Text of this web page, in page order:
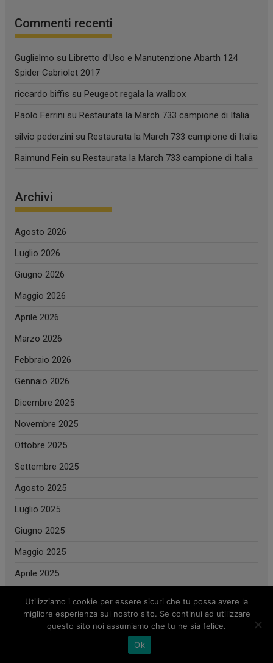
Commenti recenti
Guglielmo suLibretto d’Uso e Manutenzione Abarth 124
Spider Cabriolet 2017
riccardo biffis suPeugeot regala la wallbox
Paolo Ferrini suRestaurata la March 733 campione di Italia
silvio pederzini suRestaurata la March 733 campione di Italia
Raimund Fein suRestaurata la March 733 campione di Italia
Archivi
Agosto 2026
Luglio 2026
Giugno 2026
Maggio 2026
Aprile 2026
Marzo 2026
Febbraio 2026
Gennaio 2026
Dicembre 2025
Novembre 2025
Ottobre 2025
Settembre 2025
Agosto 2025
Luglio 2025
Giugno 2025
Maggio 2025
Aprile 2025
Febbraio 2025
Utilizziamo i cookie per essere sicuri che tu possa avere la
migliore esperienza sul nostro sito. Se continui ad utilizzare
questo sito noi assumiamo che tu ne sia felice.
Ok